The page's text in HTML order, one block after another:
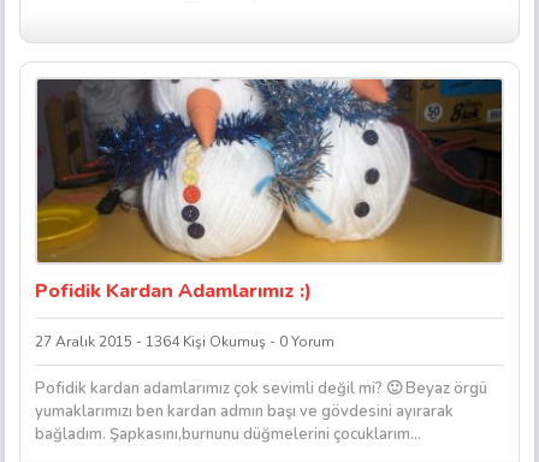
Pofidik Kardan Adamlarımız :)
27 Aralık 2015 - 1364 Kişi Okumuş - 0 Yorum
Pofidik kardan adamlarımız çok sevimli değil mi? 🙂 Beyaz örgü
yumaklarımızı ben kardan admın başı ve gövdesini ayırarak
bağladım. Şapkasını,burnunu düğmelerini çocuklarım...